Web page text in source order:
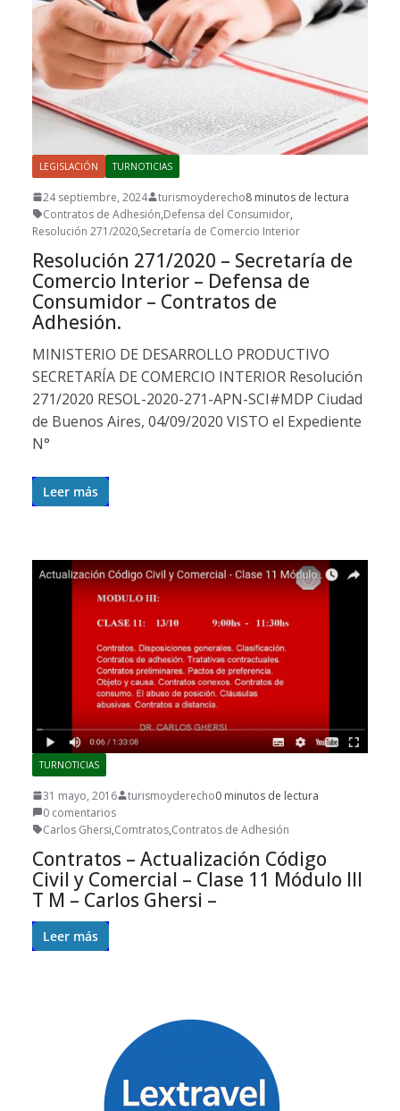
LEGISLACIÓN TURNOTICIAS
24 septiembre, 2024 turismoyderecho8 minutos de lectura
Contratos de Adhesión,Defensa del Consumidor,
Resolución 271/2020,Secretaría de Comercio Interior
Resolución 271/2020 – Secretaría de
Comercio Interior – Defensa de
Consumidor – Contratos de
Adhesión.
MINISTERIO DE DESARROLLO PRODUCTIVO
SECRETARÍA DE COMERCIO INTERIOR Resolución
271/2020 RESOL-2020-271-APN-SCI#MDP Ciudad
de Buenos Aires, 04/09/2020 VISTO el Expediente
N°
Leer más
TURNOTICIAS
31 mayo, 2016 turismoyderecho0 minutos de lectura
0 comentarios
Carlos Ghersi,Comtratos,Contratos de Adhesión
Contratos – Actualización Código
Civil y Comercial – Clase 11 Módulo III
T M – Carlos Ghersi –
Leer más